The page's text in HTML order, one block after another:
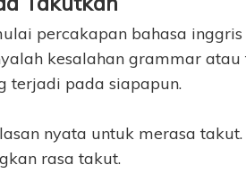
percakapan bahasa
kesalahan grammar atau
terjadi pada siapapun.
nyata untuk merasa
rasa takut.